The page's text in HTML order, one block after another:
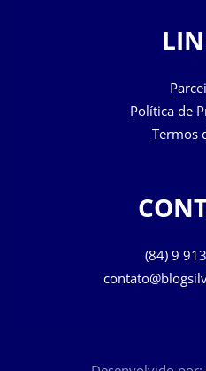
Política de
Termos
(84) 9